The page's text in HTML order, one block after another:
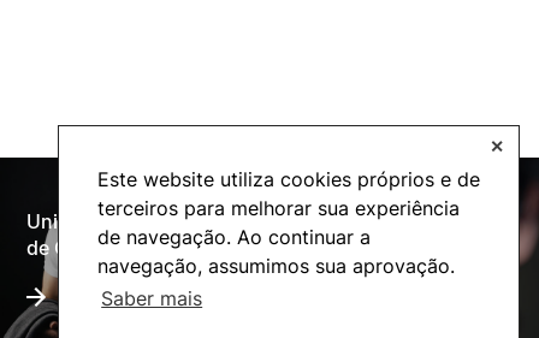
Este website utiliza cookies próprios e de
terceiros para melhorar sua experiência
de navegação. Ao continuar a
navegação, assumimos sua aprovação.
Saber mais
✕
Universidade Politécnica
de Coimbra
Oferta Formativa